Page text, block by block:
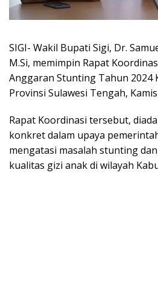
SIGI- Wakil Bupati Sigi, Dr.
M.Si, memimpin Rapat
Anggaran Stunting Tahun 2024
Provinsi Sulawesi Tengah,
Rapat Koordinasi tersebut,
konkret dalam upaya
mengatasi masalah stunting
kualitas gizi anak di wilayah